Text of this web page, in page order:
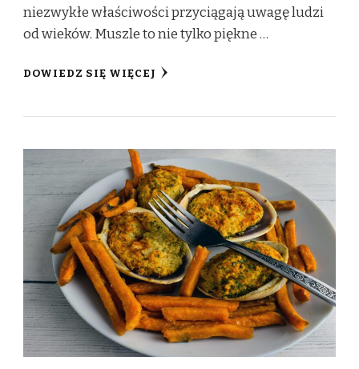
niezwykłe właściwości przyciągają uwagę ludzi
od wieków. Muszle to nie tylko piękne …
DOWIEDZ SIĘ WIĘCEJ